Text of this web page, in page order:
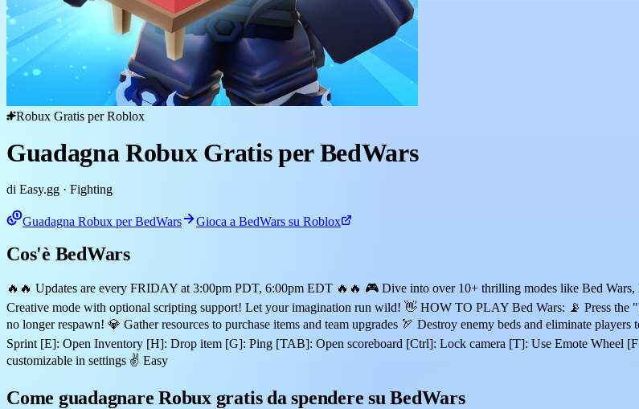
Robux Gratis per Roblox
Guadagna Robux Gratis per BedWars
di Easy.gg · Fighting
Guadagna Robux per BedWars Gioca a BedWars su Roblox
Cos'è BedWars
🔥🔥 Updates are every FRIDAY at 3:00pm PDT, 6:00pm EDT 🔥🔥 🎮 Dive into over 10+ thrilling modes like Bed
Creative mode with optional scripting support! Let your imagination run wild! 👋 HOW TO PLAY Bed Wars: 📡 Press the
no longer respawn! 💎 Gather resources to purchase items and team upgrades 🏹 Destroy enemy beds and eliminate
Sprint [E]: Open Inventory [H]: Drop item [G]: Ping [TAB]: Open scoreboard [Ctrl]: Lock camera [T]: Use Emote
customizable in settings ✌️ Easy
Come guadagnare Robux gratis da spendere su BedWars